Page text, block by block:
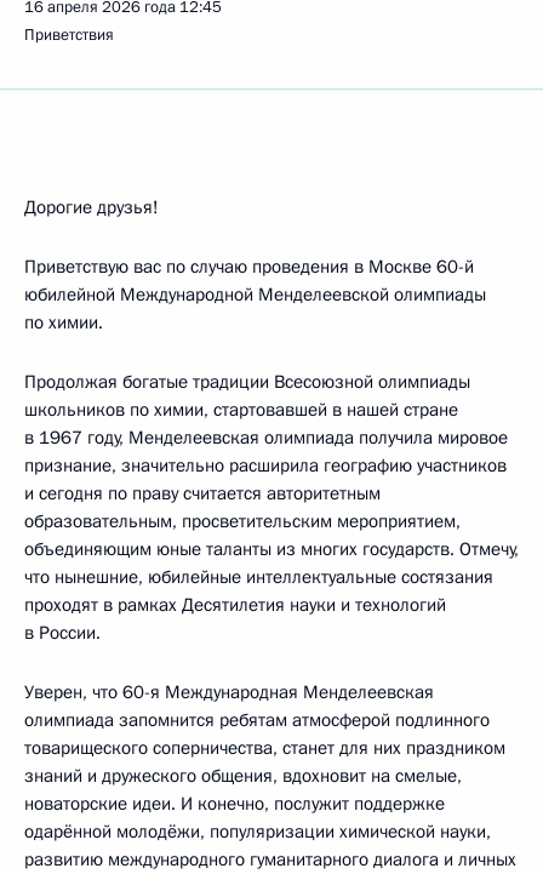
16 апреля 2026 года 12:45
Приветствия
Дорогие друзья!
Приветствую вас по случаю проведения в Москве 60-й
юбилейной Международной Менделеевской олимпиады
по химии.
Продолжая богатые традиции Всесоюзной олимпиады
школьников по химии, стартовавшей в нашей стране
в 1967 году, Менделеевская олимпиада получила мировое
признание, значительно расширила географию участников
и сегодня по праву считается авторитетным
образовательным, просветительским мероприятием,
объединяющим юные таланты из многих государств. Отмечу,
что нынешние, юбилейные интеллектуальные состязания
проходят в рамках Десятилетия науки и технологий
в России.
Уверен, что 60-я Международная Менделеевская
олимпиада запомнится ребятам атмосферой подлинного
товарищеского соперничества, станет для них праздником
знаний и дружеского общения, вдохновит на смелые,
новаторские идеи. И конечно, послужит поддержке
одарённой молодёжи, популяризации химической науки,
развитию международного гуманитарного диалога и личных